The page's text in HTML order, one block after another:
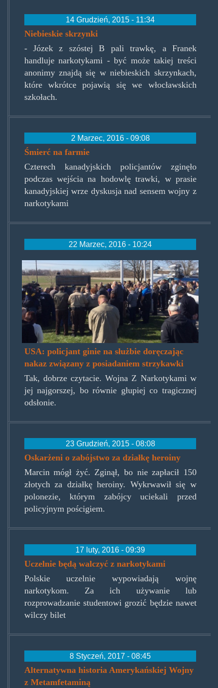
14 Grudzień, 2015 - 11:34
Niebieskie skrzynki
- Józek z szóstej B pali trawkę, a Franek
handluje narkotykami - być może takiej treści
anonimy znajdą się w niebieskich skrzynkach,
które wkrótce pojawią się we włocławskich
szkołach.
2 Marzec, 2016 - 09:08
Śmierć na farmie
Czterech kanadyjskich policjantów zginęło
podczas wejścia na hodowlę trawki, w prasie
kanadyjskiej wrze dyskusja nad sensem wojny z
narkotykami
22 Marzec, 2016 - 10:24
officer.jpg
USA: policjant ginie na służbie doręczając
nakaz związany z posiadaniem strzykawki
Tak, dobrze czytacie. Wojna Z Narkotykami w
jej najgorszej, bo równie głupiej co tragicznej
odsłonie.
23 Grudzień, 2015 - 08:08
Oskarżeni o zabójstwo za działkę heroiny
Marcin mógł żyć. Zginął, bo nie zapłacił 150
złotych za działkę heroiny. Wykrwawił się w
polonezie, którym zabójcy uciekali przed
policyjnym pościgiem.
17 luty, 2016 - 09:39
Uczelnie będą walczyć z narkotykami
Polskie uczelnie wypowiadają wojnę
narkotykom. Za ich używanie lub
rozprowadzanie studentowi grozić będzie nawet
wilczy bilet
8 Styczeń, 2017 - 08:45
Alternatywna historia Amerykańskiej Wojny
z Metamfetaminą